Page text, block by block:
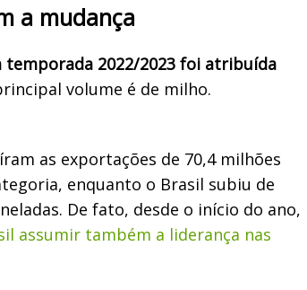
a mudança
2022/2023 foi atribuída
volume é de milho.
as exportações de 70,4 milhões
enquanto o Brasil subiu de
De fato, desde o início do ano,
assumir também a liderança nas